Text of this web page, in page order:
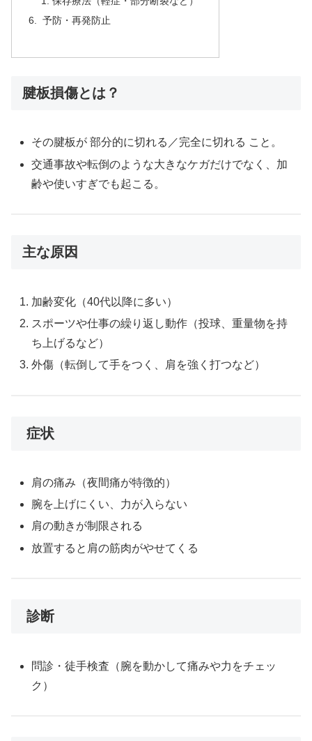
予防・再発防止
腱板損傷とは？
その腱板が 部分的に切れる／完全に切れる こと。
交通事故や転倒のような大きなケガだけでなく、加
齢や使いすぎでも起こる。
主な原因
加齢変化（40代以降に多い）
スポーツや仕事の繰り返し動作（投球、重量物を持
ち上げるなど）
外傷（転倒して手をつく、肩を強く打つなど）
症状
肩の痛み（夜間痛が特徴的）
腕を上げにくい、力が入らない
肩の動きが制限される
放置すると肩の筋肉がやせてくる
診断
問診・徒手検査（腕を動かして痛みや力をチェッ
ク）